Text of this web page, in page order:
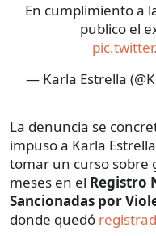
En cumplimiento a
publico el
— Karla Estrella
La denuncia se
impuso a Karla
tomar un curso sobre
meses en el Registro
Sancionadas por
donde quedó